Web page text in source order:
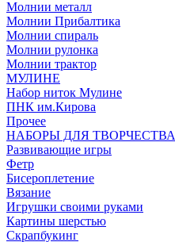
Молнии металл
Молнии Прибалтика
Молнии спираль
Молнии рулонка
Молнии трактор
МУЛИНЕ
Набор ниток Мулине
ПНК им.Кирова
Прочее
НАБОРЫ ДЛЯ ТВОРЧЕСТВА
Развивающие игры
Фетр
Бисероплетение
Вязание
Игрушки своими руками
Картины шерстью
Скрапбукинг